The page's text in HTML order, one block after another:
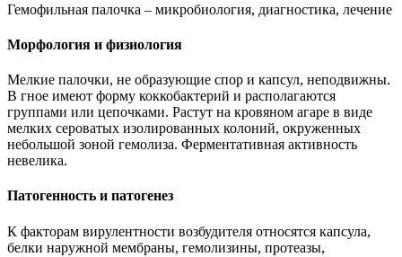
Гемофильная палочка – микробиология, диагностика, лечение
Морфология и физиология
Мелкие палочки, не образующие спор и капсул, неподвижны.
В гное имеют форму коккобактерий и располагаются
группами или цепочками. Растут на кровяном агаре в виде
мелких сероватых изолированных колоний, окруженных
небольшой зоной гемолиза. Ферментативная активность
невелика.
Патогенность и патогенез
К факторам вирулентности возбудителя относятся капсула,
белки наружной мембраны, гемолизины, протеазы,